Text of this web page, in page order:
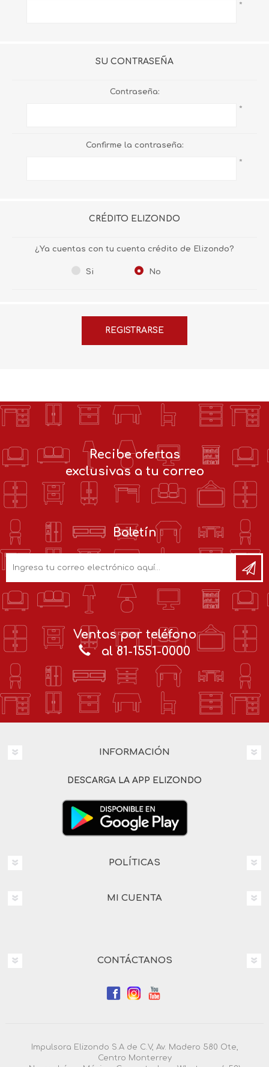
*
SU CONTRASEÑA
Contraseña:
*
Confirme la contraseña:
*
CRÉDITO ELIZONDO
¿Ya cuentas con tu cuenta crédito de Elizondo?
Si No
Recibe ofertas
exclusivas a tu correo
Boletín
Ventas por teléfono
al 81-1551-0000
INFORMACIÓN
DESCARGA LA APP ELIZONDO
POLÍTICAS
MI CUENTA
CONTÁCTANOS
Impulsora Elizondo S.A de C.V, Av. Madero 580 Ote,
Centro Monterrey